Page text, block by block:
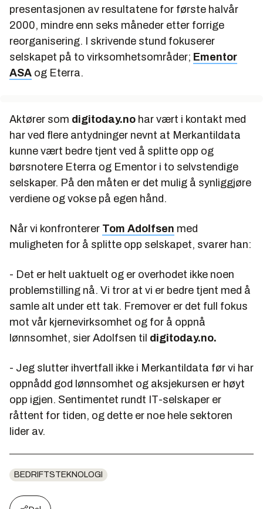
presentasjonen av resultatene for første halvår
2000, mindre enn seks måneder etter forrige
reorganisering. I skrivende stund fokuserer
selskapet på to virksomhetsområder; Ementor
ASA og Eterra.
Aktører som digitoday.no har vært i kontakt med
har ved flere antydninger nevnt at Merkantildata
kunne vært bedre tjent ved å splitte opp og
børsnotere Eterra og Ementor i to selvstendige
selskaper. På den måten er det mulig å synliggjøre
verdiene og vokse på egen hånd.
Når vi konfronterer Tom Adolfsen med
muligheten for å splitte opp selskapet, svarer han:
- Det er helt uaktuelt og er overhodet ikke noen
problemstilling nå. Vi tror at vi er bedre tjent med å
samle alt under ett tak. Fremover er det full fokus
mot vår kjernevirksomhet og for å oppnå
lønnsomhet, sier Adolfsen til digitoday.no.
- Jeg slutter ihvertfall ikke i Merkantildata før vi har
oppnådd god lønnsomhet og aksjekursen er høyt
opp igjen. Sentimentet rundt IT-selskaper er
råttent for tiden, og dette er noe hele sektoren
lider av.
BEDRIFTSTEKNOLOGI